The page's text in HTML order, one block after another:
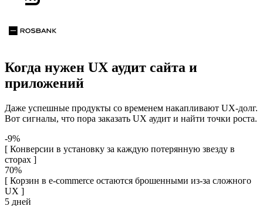
Когда нужен UX аудит сайта и
приложений
Даже успешные продукты со временем накапливают UX-долг.
Вот сигналы, что пора заказать UX аудит и найти точки роста.
-9%
[ Конверсии в установку за каждую потерянную звезду в
сторах ]
70%
[ Корзин в e-commerce остаются брошенными из-за сложного
UX ]
5 дней